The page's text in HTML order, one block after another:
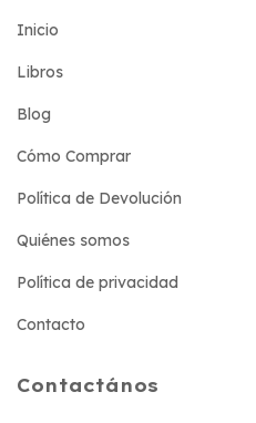
Inicio
Libros
Blog
Cómo Comprar
Política de Devolución
Quiénes somos
Política de privacidad
Contacto
Contactános